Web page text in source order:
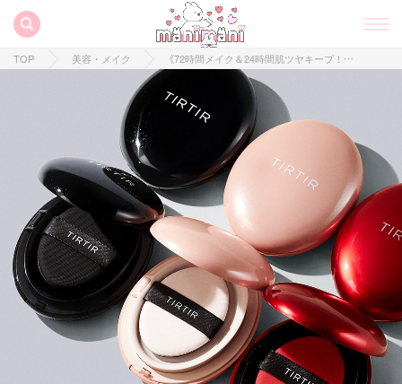
TOP 美容・メイク 《72時間メイク＆24時間肌ツヤキープ！》TIRTIR の"マスクフィットクッション"を3種比較してみました♡